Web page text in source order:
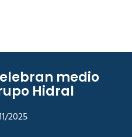
medio
Hidral
2025